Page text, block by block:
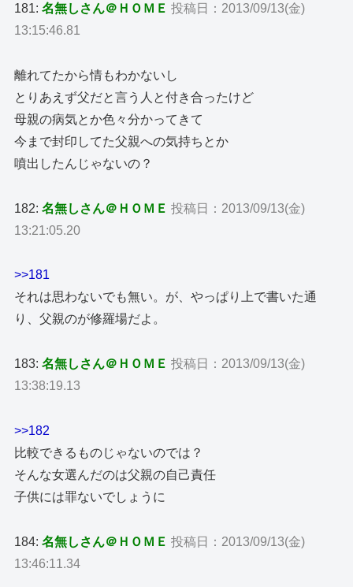
181:名無しさん＠ＨＯＭＥ 投稿日：2013/09/13(金)
13:15:46.81
離れてたから情もわかないし
とりあえず父だと言う人と付き合ったけど
母親の病気とか色々分かってきて
今まで封印してた父親への気持ちとか
噴出したんじゃないの？
182:名無しさん＠ＨＯＭＥ 投稿日：2013/09/13(金)
13:21:05.20
>>181
それは思わないでも無い。が、やっぱり上で書いた通
り、父親のが修羅場だよ。
183:名無しさん＠ＨＯＭＥ 投稿日：2013/09/13(金)
13:38:19.13
>>182
比較できるものじゃないのでは？
そんな女選んだのは父親の自己責任
子供には罪ないでしょうに
184:名無しさん＠ＨＯＭＥ 投稿日：2013/09/13(金)
13:46:11.34